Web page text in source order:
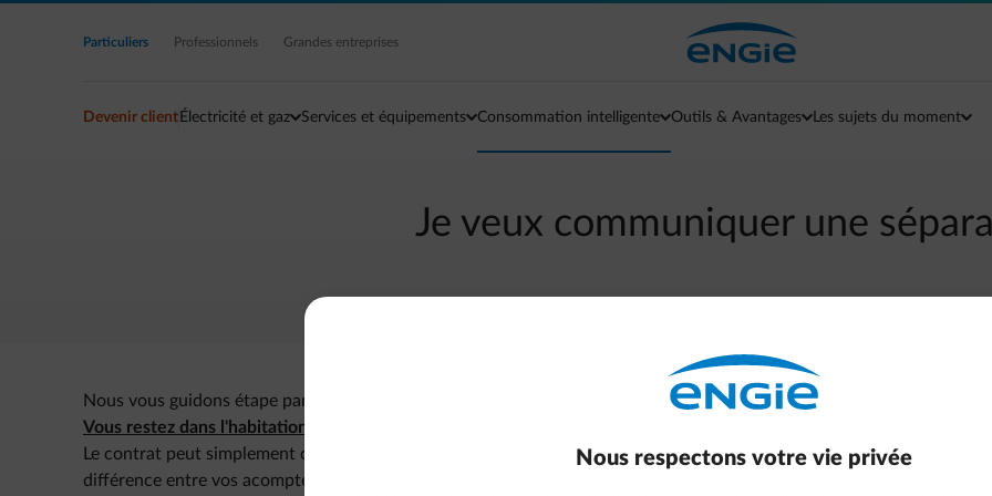
Accéder au contenu principal
Particuliers Professionnels Grandes entreprises
Devenir client Électricité et gaz Services et équipements Consommation intelligente Outils & Avantages Les sujets du moment
Je veux communiquer une
Nous vous guidons étape par étape pour les formalités liées au contrat d'énergie.
Vous restez dans l'habitation et le contrat est déjà à votre nom ?
Le contrat peut simplement continuer à courir. Gardez en tête que le décompte annuel doit encore arriver, pour régler
différence entre vos acomptes mensuels et votre consommation réelle. Convenez donc d'un accord préalable avec
Nous respectons votre vie privée